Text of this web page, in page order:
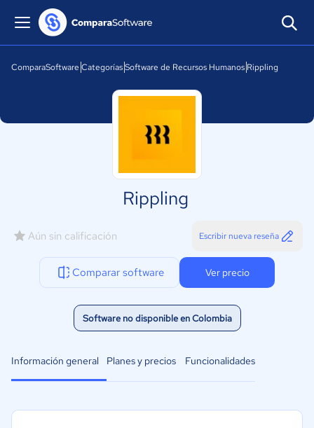
ComparaSoftware CategoríasSoftware de Recursos Humanos Rippling
Rippling
Aún sin calificación Escribir nueva reseña
Comparar software Ver precio
Software no disponible en Colombia
Información general Planes y precios Funcionalidades